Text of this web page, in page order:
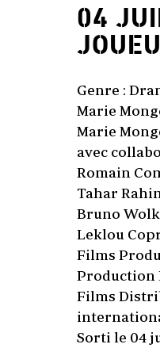
04
Genre :
Marie
Marie
avec
Romain
Tahar
Bruno
Leklou
Films
Production
Films
Sorti le 04